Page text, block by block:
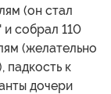
(он стал
собрал 110
(желательно
к
дочери